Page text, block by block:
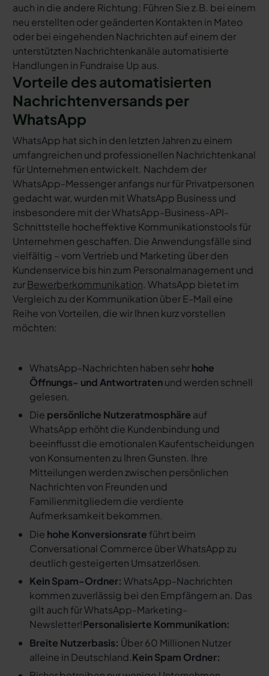
auch in die andere Richtung: Führen Sie z.B. bei einem
neu erstellten oder geänderten Kontakten in Mateo
oder bei eingehenden Nachrichten auf einem der
unterstützten Nachrichtenkanäle automatisierte
Handlungen in Fundraise Up aus.
Vorteile des automatisierten
Nachrichtenversands per
WhatsApp
WhatsApp hat sich in den letzten Jahren zu einem
umfangreichen und professionellen Nachrichtenkanal
für Unternehmen entwickelt. Nachdem der
WhatsApp-Messenger anfangs nur für Privatpersonen
gedacht war, wurden mit WhatsApp Business und
insbesondere mit der WhatsApp-Business-API-
Schnittstelle hocheffektive Kommunikationstools für
Unternehmen geschaffen. Die Anwendungsfälle sind
vielfältig – vom Vertrieb und Marketing über den
Kundenservice bis hin zum Personalmanagement und
zurBewerberkommunikation. WhatsApp bietet im
Vergleich zu der Kommunikation über E-Mail eine
Reihe von Vorteilen, die wir Ihnen kurz vorstellen
möchten:
WhatsApp-Nachrichten haben sehrhohe
Öffnungs- und Antwortratenund werden schnell
gelesen.
Die persönliche Nutzeratmosphäre auf
WhatsApp erhöht die Kundenbindung und
beeinflusst die emotionalen Kaufentscheidungen
von Konsumenten zu Ihren Gunsten. Ihre
Mitteilungen werden zwischen persönlichen
Nachrichten von Freunden und
Familienmitgliedern die verdiente
Aufmerksamkeit bekommen.
Die hohe Konversionsrate führt beim
Conversational Commerce über WhatsApp zu
deutlich gesteigerten Umsatzerlösen.
Kein Spam-Ordner: WhatsApp-Nachrichten
kommen zuverlässig bei den Empfängern an. Das
gilt auch für WhatsApp-Marketing-
Newsletter!Personalisierte Kommunikation:
Breite Nutzerbasis: Über 60 Millionen Nutzer
alleine in Deutschland.Kein Spam Ordner: